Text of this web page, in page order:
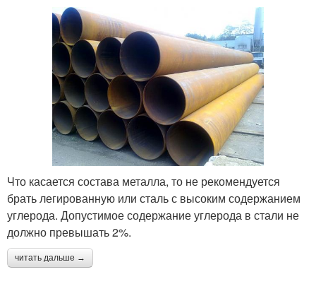
Что касается состава металла, то не рекомендуется
брать легированную или сталь с высоким содержанием
углерода. Допустимое содержание углерода в стали не
должно превышать 2%.
читать дальше →